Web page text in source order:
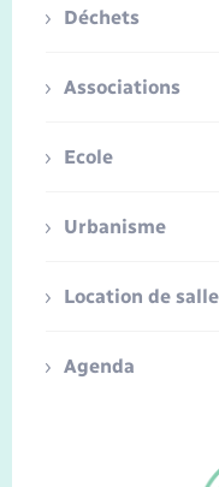
Déchets
Associations
Ecole
Urbanisme
Location de salle
Agenda